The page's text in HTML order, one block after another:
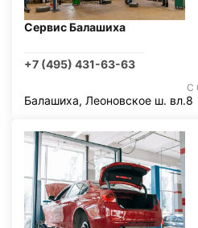
Сервис Балашиха
+7 (495) 431-63-63
С
Балашиха, Леоновское ш. вл.8